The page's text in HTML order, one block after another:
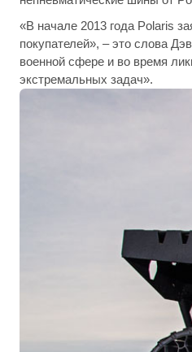
«В начале 2013 года Polaris
покупателей», – это слова
военной сфере и во время
экстремальных задач».